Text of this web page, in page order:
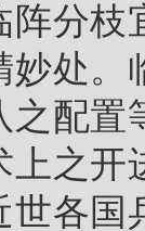
阵分
妙处
之配
上之
世各国